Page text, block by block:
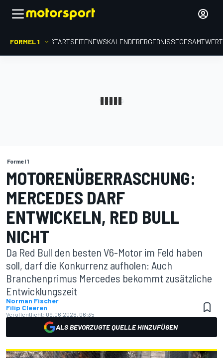
FORMEL 1 STARTSEITENEWSKALENDERERGEBNISSE
Formel 1
MOTORENÜBERRASCHUNG:
MERCEDES DARF
ENTWICKELN, RED BULL
NICHT
Da Red Bull den besten V6-Motor im Feld haben
soll, darf die Konkurrenz aufholen: Auch
Branchenprimus Mercedes bekommt zusätzliche
Entwicklungszeit
Norman Fischer
Filip Cleeren
Veröffentlicht: 09.06.2026, 06:35
ALS BEVORZUGTE QUELLE HINZUFÜGEN